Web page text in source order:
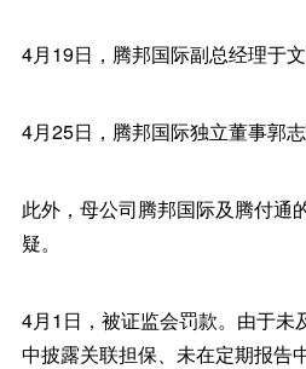
4月19日，腾邦国际副总经理于
4月25日，腾邦国际独立董事郭志
此外，母公司腾邦国际及腾付通
疑。
4月1日，被证监会罚款。由于未
中披露关联担保、未在定期报告